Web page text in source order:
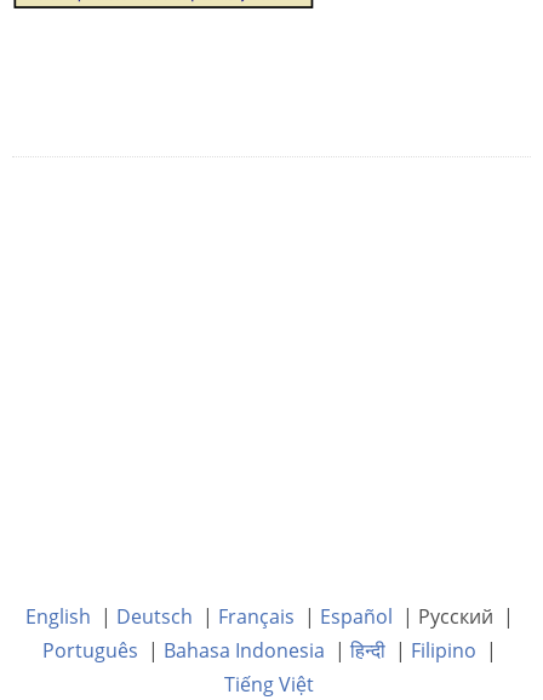
English | Deutsch | Français | Español | Русский |
Português | Bahasa Indonesia |हिन्दी| Filipino |
Tiếng Việt